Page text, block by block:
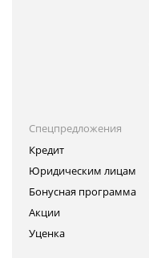
Спецпредложения
Кредит
Юридическим лицам
Бонусная программа
Акции
Уценка